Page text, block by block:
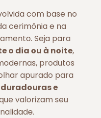
com base no
cerimônia e na
Seja para
o dia ou à noite,
produtos
apurado para
e
valorizam seu